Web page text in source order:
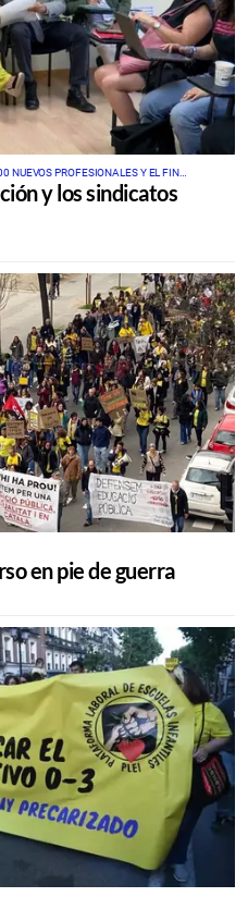
NUEVOS PROFESIONALES Y EL FIN
y los sindicatos
en pie de guerra